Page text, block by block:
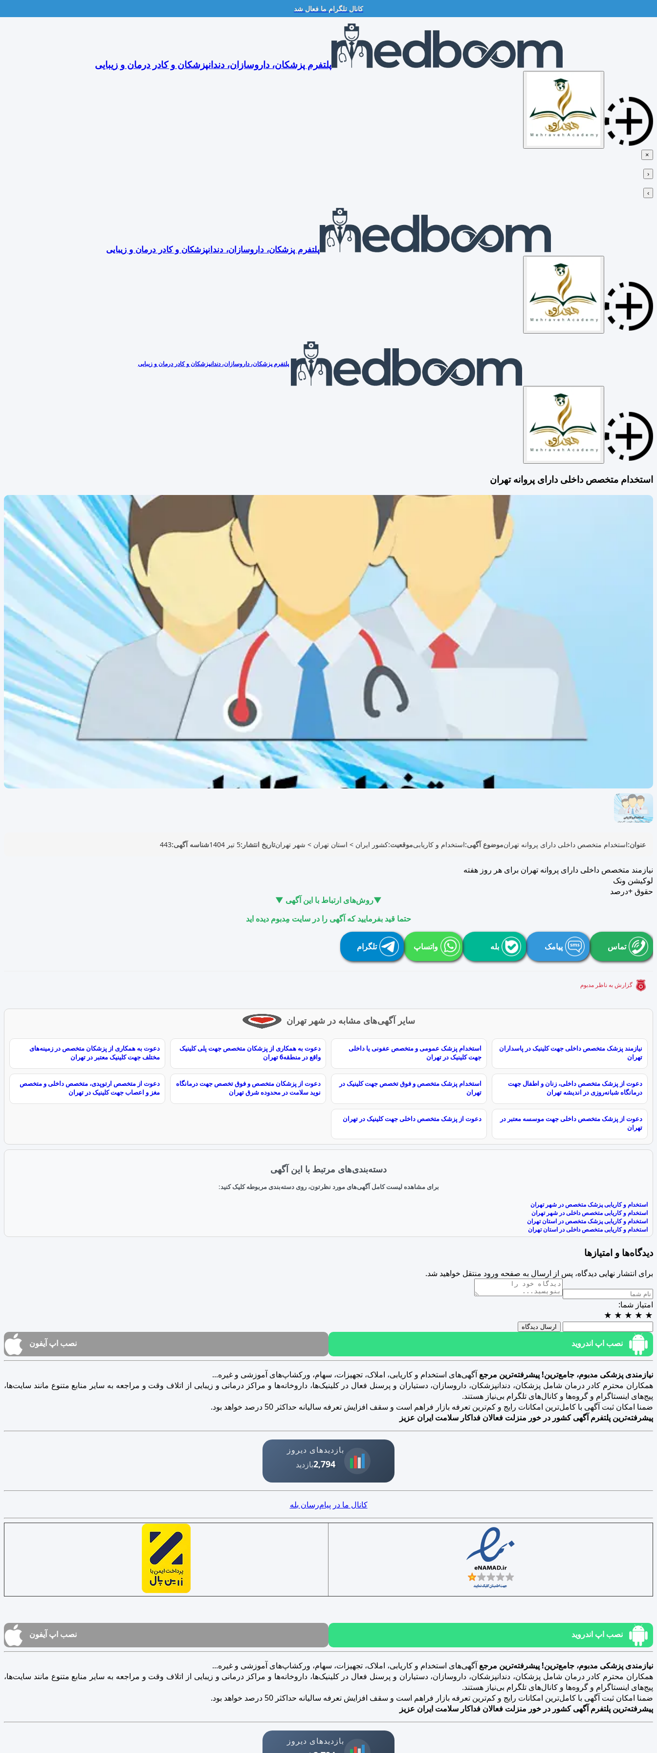
کانال تلگرام ما فعال شد
Skip
پلتفرم پزشکان، داروسازان، دندانپزشکان و کادر درمان و زیبایی
×
‹
›
پلتفرم پزشکان، داروسازان، دندانپزشکان و کادر درمان و زیبایی
پلتفرم پزشکان، داروسازان، دندانپزشکان و کادر درمان و زیبایی
استخدام متخصص داخلی دارای پروانه تهران
عنوان:استخدام متخصص داخلی دارای پروانه تهرانموضوع آگهی:استخدام و کاریابیموقعیت:کشور ایران > استان تهران > شهر تهرانتاریخ انتشار:5 تیر 1404 شناسه آگهی:443
نیازمند متخصص داخلی دارای پروانه تهران برای هر روز هفته
لوکیشن ونک
حقوق +درصد
▼روش‌های ارتباط با این آگهی ▼
حتما قید بفرمایید که آگهی را در سایت مِدبوم دیده اید
تماس پیامک بله واتساپ تلگرام
گزارش به ناظر مدبوم
سایر آگهی‌های مشابه در شهر تهران
نیازمند پزشک متخصص داخلی جهت کلینیک در پاسداران
تهران
استخدام پزشک عمومی و متخصص عفونی یا داخلی
جهت کلینیک در تهران
دعوت به همکاری از پزشکان متخصص جهت پلی کلینیک
واقع در منطقه6 تهران
دعوت به همکاری از پزشکان متخصص در زمینه‌های
مختلف جهت کلینیک معتبر در تهران
دعوت از پزشک متخصص داخلی، زنان و اطفال جهت
درمانگاه شبانه‌روزی در اندیشه تهران
استخدام پزشک متخصص و فوق تخصص جهت کلینیک در
تهران
دعوت از پزشکان متخصص و فوق تخصص جهت درمانگاه
نوید سلامت در محدوده شرق تهران
دعوت از متخصص ارتوپدی، متخصص داخلی و متخصص
مغز و اعصاب جهت کلینیک در تهران
دعوت از پزشک متخصص داخلی جهت موسسه معتبر در
تهران
دعوت از پزشک متخصص داخلی جهت کلینیک در تهران
دسته‌بندی‌های مرتبط با این آگهی
برای مشاهده لیست کامل آگهی‌های مورد نظرتون، روی دسته‌بندی مربوطه کلیک کنید:
استخدام و کاریابی پزشک متخصص در شهر تهران
استخدام و کاریابی متخصص داخلی در شهر تهران
استخدام و کاریابی پزشک متخصص در استان تهران
استخدام و کاریابی متخصص داخلی در استان تهران
دیدگاه‌ها و امتیازها
برای انتشار نهایی دیدگاه، پس از ارسال به صفحه ورود منتقل خواهید شد.
امتیاز شما:
★
★
★
★
★
ارسال دیدگاه
نصب اپ اندروید نصب اپ آیفون
نیازمندی پزشکی مدبوم، جامع‌ترین! پیشرفته‌ترین مرجع آگهی‌های استخدام و کاریابی، املاک، تجهیزات، سهام، ورکشاپ‌های آموزشی و غیره...
همکاران محترم کادر درمان شامل پزشکان، دندانپزشکان، داروسازان، دستیاران و پرسنل فعال در کلینیک‌ها، داروخانه‌ها و مراکز درمانی و زیبایی از اتلاف وقت و مراجعه به سایر منابع متنوع مانند سایت‌ها،
پیج‌های اینستاگرام و گروه‌ها و کانال‌های تلگرام بی‌نیاز هستند.
ضمنا امکان ثبت آگهی با کامل‌ترین امکانات رایج و کم‌ترین تعرفه بازار فراهم است و سقف افزایش تعرفه سالیانه حداکثر 50 درصد خواهد بود.
پیشرفته‌ترین پلتفرم آگهی کشور در خور منزلت فعالان فداکار سلامت ایران عزیز
بازدیدهای دیروز
2,794بازدید
کانال ما در پیام‌رسان بله
نصب اپ اندروید نصب اپ آیفون
نیازمندی پزشکی مدبوم، جامع‌ترین! پیشرفته‌ترین مرجع آگهی‌های استخدام و کاریابی، املاک، تجهیزات، سهام، ورکشاپ‌های آموزشی و غیره...
همکاران محترم کادر درمان شامل پزشکان، دندانپزشکان، داروسازان، دستیاران و پرسنل فعال در کلینیک‌ها، داروخانه‌ها و مراکز درمانی و زیبایی از اتلاف وقت و مراجعه به سایر منابع متنوع مانند سایت‌ها،
پیج‌های اینستاگرام و گروه‌ها و کانال‌های تلگرام بی‌نیاز هستند.
ضمنا امکان ثبت آگهی با کامل‌ترین امکانات رایج و کم‌ترین تعرفه بازار فراهم است و سقف افزایش تعرفه سالیانه حداکثر 50 درصد خواهد بود.
پیشرفته‌ترین پلتفرم آگهی کشور در خور منزلت فعالان فداکار سلامت ایران عزیز
بازدیدهای دیروز